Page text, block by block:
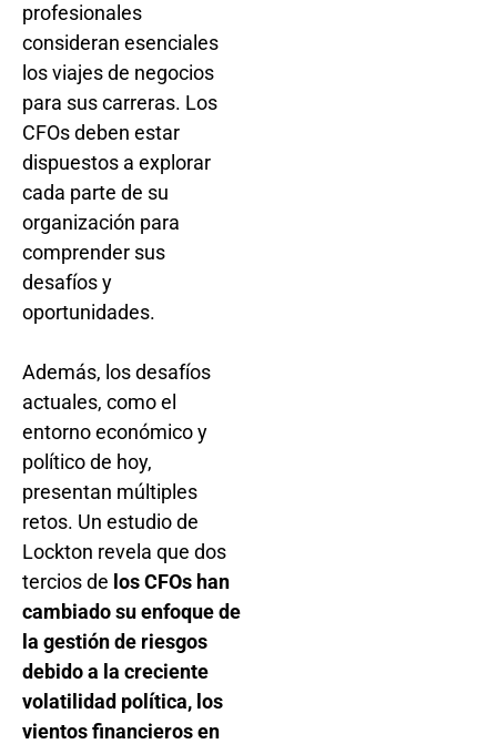
profesionales
consideran esenciales
los viajes de negocios
para sus carreras. Los
CFOs deben estar
dispuestos a explorar
cada parte de su
organización para
comprender sus
desafíos y
oportunidades.
Además, los desafíos
actuales, como el
entorno económico y
político de hoy,
presentan múltiples
retos. Un estudio de
Lockton revela que dos
tercios de los CFOs han
cambiado su enfoque de
la gestión de riesgos
debido a la creciente
volatilidad política, los
vientos financieros en